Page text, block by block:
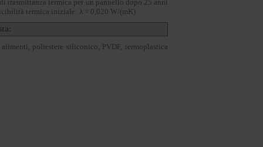
trasmittanza termica per un pannello dopo 25 anni
termica iniziale: λ = 0,020 W/(mK)
poliestere siliconico, PVDF, termoplastica